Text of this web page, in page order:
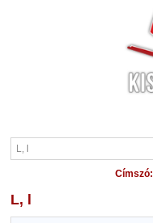
Címszó: